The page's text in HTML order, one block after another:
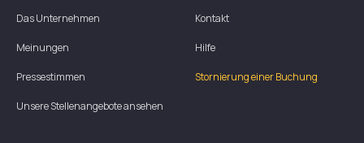
Das Unternehmen
Meinungen
Pressestimmen
Unsere Stellenangebote ansehen
Kontakt
Hilfe
Stornierung einer Buchung